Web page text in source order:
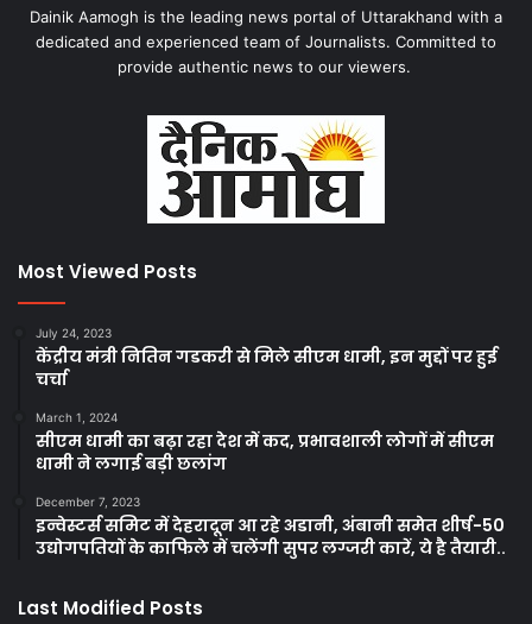
Dainik Aamogh is the leading news portal of Uttarakhand with a
dedicated and experienced team of Journalists. Committed to
provide authentic news to our viewers.
Most Viewed Posts
July 24, 2023
केंद्रीय मंत्री नितिन गडकरी से मिले सीएम धामी, इन मुद्दों पर हुई
चर्चा
March 1, 2024
सीएम धामी का बढ़ा रहा देश में कद, प्रभावशाली लोगों में सीएम
धामी ने लगाई बड़ी छलांग
December 7, 2023
इन्वेस्टर्स समिट में देहरादून आ रहे अडानी, अंबानी समेत शीर्ष-50
उद्योगपतियों के काफिले में चलेंगी सुपर लग्जरी कारें, ये है तैयारी..
Last Modified Posts